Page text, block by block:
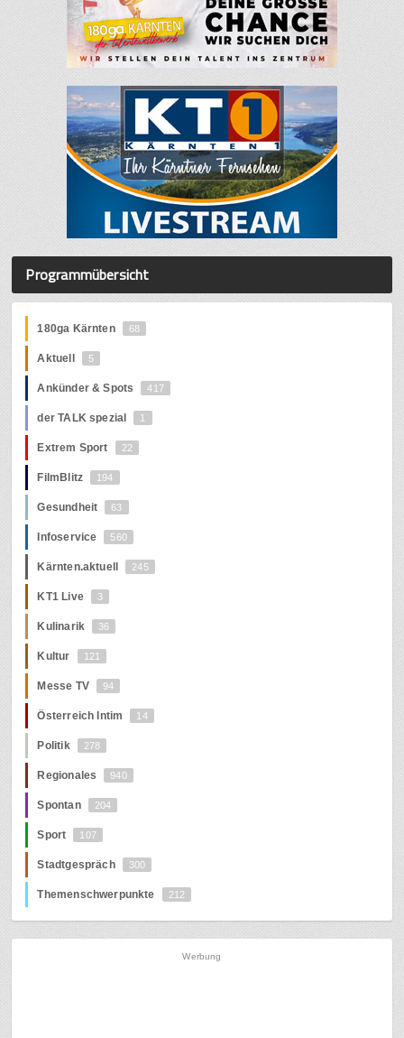
Programmübersicht
180ga Kärnten 68
Aktuell 5
Ankünder & Spots 417
der TALK spezial 1
Extrem Sport 22
FilmBlitz 194
Gesundheit 63
Infoservice 560
Kärnten.aktuell 245
KT1 Live 3
Kulinarik 36
Kultur 121
Messe TV 94
Österreich Intim 14
Politik 278
Regionales 940
Spontan 204
Sport 107
Stadtgespräch 300
Themenschwerpunkte 212
Werbung